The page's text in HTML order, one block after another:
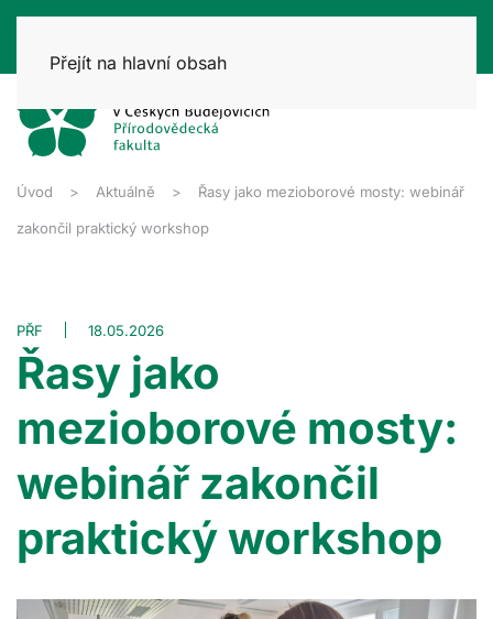
Přejít na hlavní obsah
Úvod Aktuálně Řasy jako mezioborové mosty: webinář
zakončil praktický workshop
PŘF 18.05.2026
Řasy jako
mezioborové mosty:
webinář zakončil
praktický workshop